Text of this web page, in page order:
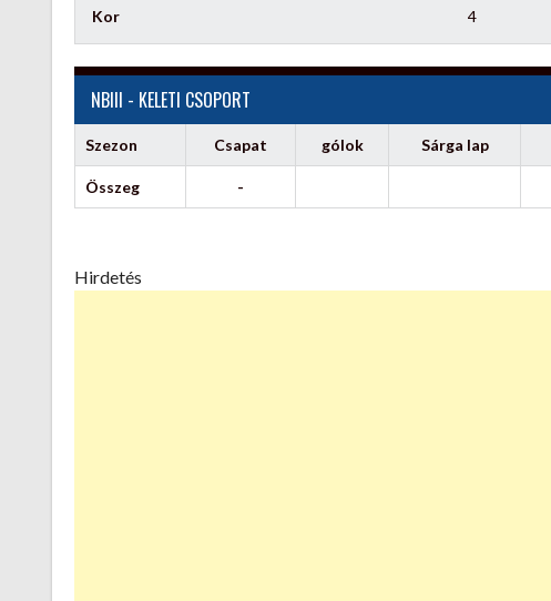
Kor 4
NBIII - KELETI CSOPORT
Szezon Csapat gólok Sárga lap
Összeg -
Hirdetés